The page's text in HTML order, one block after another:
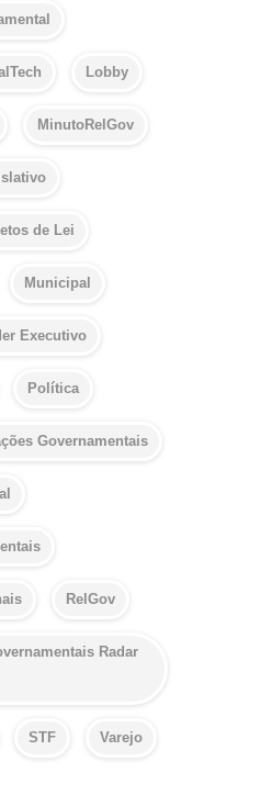
Lobby
MinutoRelGov
de Lei
Municipal
Executivo
Política
Governamentais
RelGov
Radar
STF Varejo